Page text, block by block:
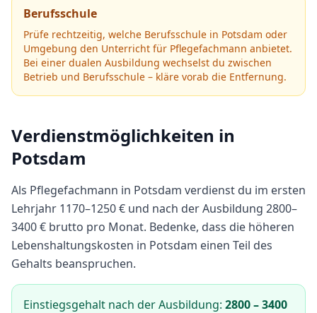
Berufsschule
Prüfe rechtzeitig, welche Berufsschule in Potsdam oder
Umgebung den Unterricht für Pflegefachmann anbietet.
Bei einer dualen Ausbildung wechselst du zwischen
Betrieb und Berufsschule – kläre vorab die Entfernung.
Verdienstmöglichkeiten in
Potsdam
Als Pflegefachmann in Potsdam verdienst du im ersten
Lehrjahr 1170–1250€ und nach der Ausbildung 2800–
3400€ brutto pro Monat. Bedenke, dass die höheren
Lebenshaltungskosten in Potsdam einen Teil des
Gehalts beanspruchen.
Einstiegsgehalt nach der Ausbildung: 2800–3400